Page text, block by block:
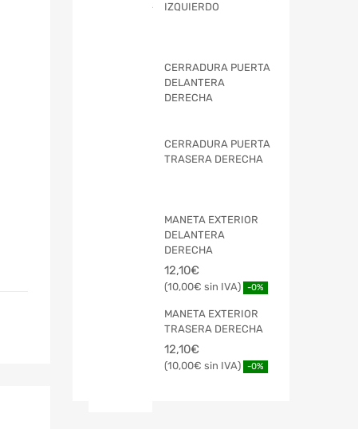
IZQUIERDO
CERRADURA PUERTA
DELANTERA
DERECHA
CERRADURA PUERTA
TRASERA DERECHA
MANETA EXTERIOR
DELANTERA
DERECHA
12,10€
10,00€ -0%
MANETA EXTERIOR
TRASERA DERECHA
12,10€
10,00€ -0%